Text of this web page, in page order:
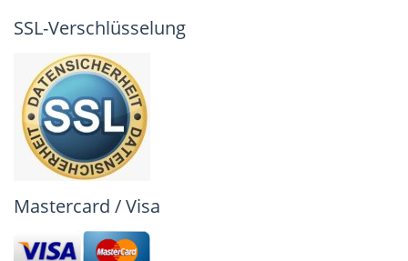
SSL-Verschlüsselung
Mastercard / Visa